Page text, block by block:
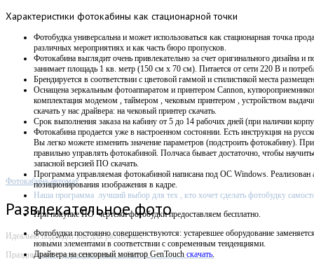
Фотокабина-автомат
Развлекательное фото
Идеально подходит как для различных
Праздничных и корпоративных событий,
Характеристики фотокабины как стационарной точки
Фотобудка универсальна и может использоваться как стационарная точка
различных мероприятиях и как часть бюро пропусков.
Фотокабина выглядит очень привлекательно за счет оригинального дизайна и
занимает площадь 1 кв. метр (150 см х 70 см). Питается от сети 220 В и
Брендируется в соответствии с цветовой гаммой и стилистикой места
Оснащена зеркальным фотоаппаратом и принтером Cannon,
комплектация модемом , таймером , чековым принтером , устройством
скачать у нас драйвера: на чековый принтер скачать.
Срок выполнения заказа на кабину от 5 до 14 рабочих дней (при наличии
Фотокабина продается уже в настроенном состоянии. Есть инструкция на
Вы легко можете изменить значение параметров (подстроить фотокабину).
правильно управлять фотокабиной. Полчаса бывает достаточно, чтобы
запасной версией ПО скачать.
Программа управляемая фотокабиной написана под OC Windows. Реализован
позиционирования изображения в кадре.
Наша программа лучший выбор для тех , кто хочет сделать фотобудку
При покупке ПОчертежи фотобудки предоставляем бесплатно.
Фотобудки постоянно совершенствуются: устаревшее оборудование
новыми элементами в соответствии с современным тенденциями.
Драйвера на сенсорный монитор GenTouch скачать